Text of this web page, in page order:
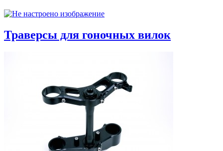
Траверсы для гоночных вилок